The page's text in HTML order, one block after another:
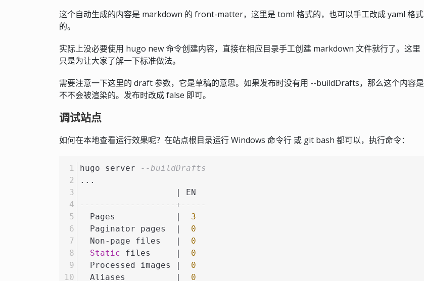
这个自动生成的内容是 markdown 的 front-matter，这里是 toml 格式的，也可以手工改成 yaml 格式
的。
实际上没必要使用 hugo new 命令创建内容，直接在相应目录手工创建 markdown 文件就行了。这里
只是为让大家了解一下标准做法。
需要注意一下这里的 draft 参数，它是草稿的意思。如果发布时没有用 --buildDrafts，那么这个内容是
不不会被渲染的。发布时改成 false 即可。
调试站点
如何在本地查看运行效果呢？在站点根目录运行 Windows 命令行 或 git bash 都可以，执行命令：
hugo server
--buildDrafts
...
|
EN
-------------------+-----
  Pages
|
3
  Paginator pages
|
0
  Non
- page files |
0
Static files |
0
  Processed images
|
0
  Aliases
| 0